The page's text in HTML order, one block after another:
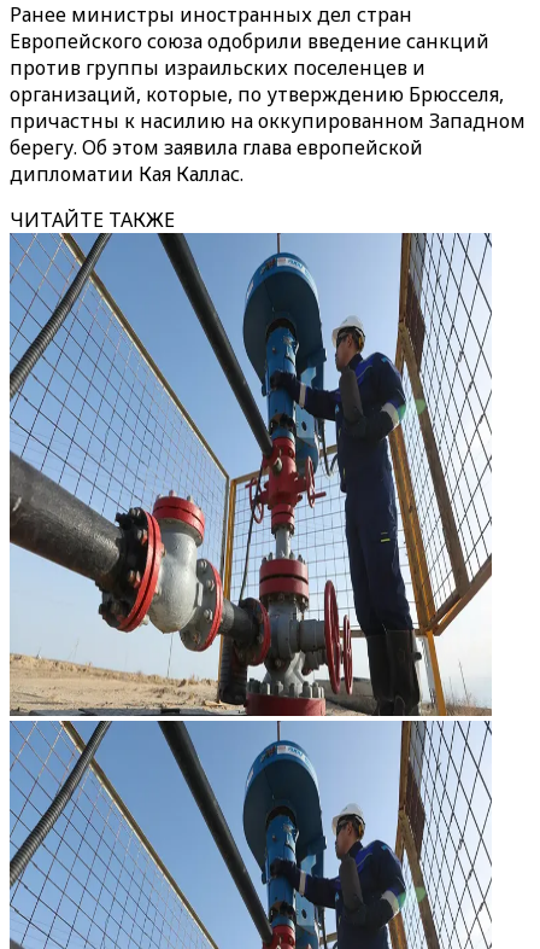
Ранее министры иностранных дел стран
Европейского союза одобрили введение санкций
против группы израильских поселенцев и
организаций, которые, по утверждению Брюсселя,
причастны к насилию на оккупированном Западном
берегу. Об этом заявила глава европейской
дипломатии Кая Каллас.
ЧИТАЙТЕ ТАКЖЕ